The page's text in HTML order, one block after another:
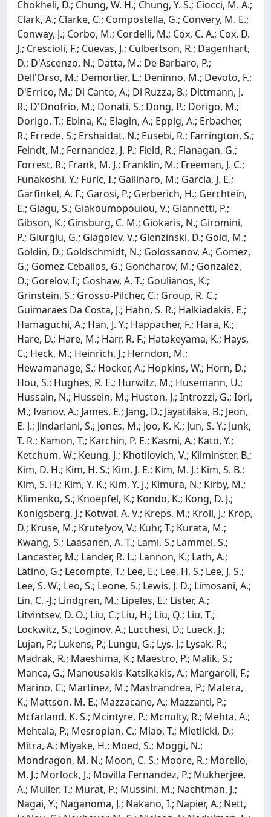
Chokheli, D.; Chung, W. H.; Chung, Y. S.; Ciocci, M. A.;
Clark, A.; Clarke, C.; Compostella, G.; Convery, M. E.;
Conway, J.; Corbo, M.; Cordelli, M.; Cox, C. A.; Cox, D.
J.; Crescioli, F.; Cuevas, J.; Culbertson, R.; Dagenhart,
D.; D'Ascenzo, N.; Datta, M.; De Barbaro, P.;
Dell'Orso, M.; Demortier, L.; Deninno, M.; Devoto, F.;
D'Errico, M.; Di Canto, A.; Di Ruzza, B.; Dittmann, J.
R.; D'Onofrio, M.; Donati, S.; Dong, P.; Dorigo, M.;
Dorigo, T.; Ebina, K.; Elagin, A.; Eppig, A.; Erbacher,
R.; Errede, S.; Ershaidat, N.; Eusebi, R.; Farrington, S.;
Feindt, M.; Fernandez, J. P.; Field, R.; Flanagan, G.;
Forrest, R.; Frank, M. J.; Franklin, M.; Freeman, J. C.;
Funakoshi, Y.; Furic, I.; Gallinaro, M.; Garcia, J. E.;
Garfinkel, A. F.; Garosi, P.; Gerberich, H.; Gerchtein,
E.; Giagu, S.; Giakoumopoulou, V.; Giannetti, P.;
Gibson, K.; Ginsburg, C. M.; Giokaris, N.; Giromini,
P.; Giurgiu, G.; Glagolev, V.; Glenzinski, D.; Gold, M.;
Goldin, D.; Goldschmidt, N.; Golossanov, A.; Gomez,
G.; Gomez-Ceballos, G.; Goncharov, M.; Gonzalez,
O.; Gorelov, I.; Goshaw, A. T.; Goulianos, K.;
Grinstein, S.; Grosso-Pilcher, C.; Group, R. C.;
Guimaraes Da Costa, J.; Hahn, S. R.; Halkiadakis, E.;
Hamaguchi, A.; Han, J. Y.; Happacher, F.; Hara, K.;
Hare, D.; Hare, M.; Harr, R. F.; Hatakeyama, K.; Hays,
C.; Heck, M.; Heinrich, J.; Herndon, M.;
Hewamanage, S.; Hocker, A.; Hopkins, W.; Horn, D.;
Hou, S.; Hughes, R. E.; Hurwitz, M.; Husemann, U.;
Hussain, N.; Hussein, M.; Huston, J.; Introzzi, G.; Iori,
M.; Ivanov, A.; James, E.; Jang, D.; Jayatilaka, B.; Jeon,
E. J.; Jindariani, S.; Jones, M.; Joo, K. K.; Jun, S. Y.; Junk,
T. R.; Kamon, T.; Karchin, P. E.; Kasmi, A.; Kato, Y.;
Ketchum, W.; Keung, J.; Khotilovich, V.; Kilminster, B.;
Kim, D. H.; Kim, H. S.; Kim, J. E.; Kim, M. J.; Kim, S. B.;
Kim, S. H.; Kim, Y. K.; Kim, Y. J.; Kimura, N.; Kirby, M.;
Klimenko, S.; Knoepfel, K.; Kondo, K.; Kong, D. J.;
Konigsberg, J.; Kotwal, A. V.; Kreps, M.; Kroll, J.; Krop,
D.; Kruse, M.; Krutelyov, V.; Kuhr, T.; Kurata, M.;
Kwang, S.; Laasanen, A. T.; Lami, S.; Lammel, S.;
Lancaster, M.; Lander, R. L.; Lannon, K.; Lath, A.;
Latino, G.; Lecompte, T.; Lee, E.; Lee, H. S.; Lee, J. S.;
Lee, S. W.; Leo, S.; Leone, S.; Lewis, J. D.; Limosani, A.;
Lin, C. -J.; Lindgren, M.; Lipeles, E.; Lister, A.;
Litvintsev, D. O.; Liu, C.; Liu, H.; Liu, Q.; Liu, T.;
Lockwitz, S.; Loginov, A.; Lucchesi, D.; Lueck, J.;
Lujan, P.; Lukens, P.; Lungu, G.; Lys, J.; Lysak, R.;
Madrak, R.; Maeshima, K.; Maestro, P.; Malik, S.;
Manca, G.; Manousakis-Katsikakis, A.; Margaroli, F.;
Marino, C.; Martinez, M.; Mastrandrea, P.; Matera,
K.; Mattson, M. E.; Mazzacane, A.; Mazzanti, P.;
Mcfarland, K. S.; Mcintyre, P.; Mcnulty, R.; Mehta, A.;
Mehtala, P.; Mesropian, C.; Miao, T.; Mietlicki, D.;
Mitra, A.; Miyake, H.; Moed, S.; Moggi, N.;
Mondragon, M. N.; Moon, C. S.; Moore, R.; Morello,
M. J.; Morlock, J.; Movilla Fernandez, P.; Mukherjee,
A.; Muller, T.; Murat, P.; Mussini, M.; Nachtman, J.;
Nagai, Y.; Naganoma, J.; Nakano, I.; Napier, A.; Nett,